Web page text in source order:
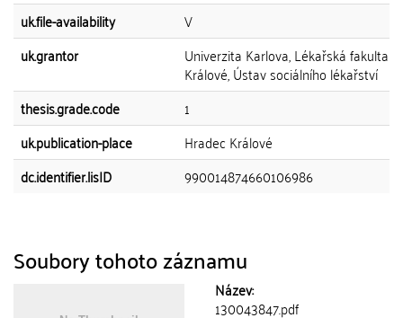
uk.file-availability
V
uk.grantor
Univerzita Karlova, Lékařská fakulta
Králové, Ústav sociálního lékařství
thesis.grade.code
1
uk.publication-place
Hradec Králové
dc.identifier.lisID
990014874660106986
Soubory tohoto záznamu
Název:
130043847.pdf